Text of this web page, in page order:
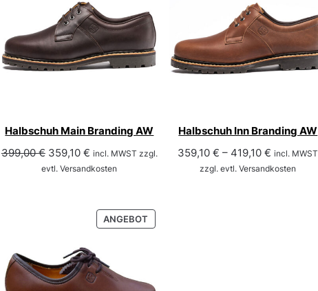
Halbschuh Main Branding AW
399,00€ Ursprünglicher
Preis
359,10 €Aktueller
Preis
incl. MWST zzgl.
evtl. Versandkosten
Halbschuh Inn Branding AW
359,10€ – 419,10€ incl. MWST
zzgl. evtl. Versandkosten
ANGEBOT
IM